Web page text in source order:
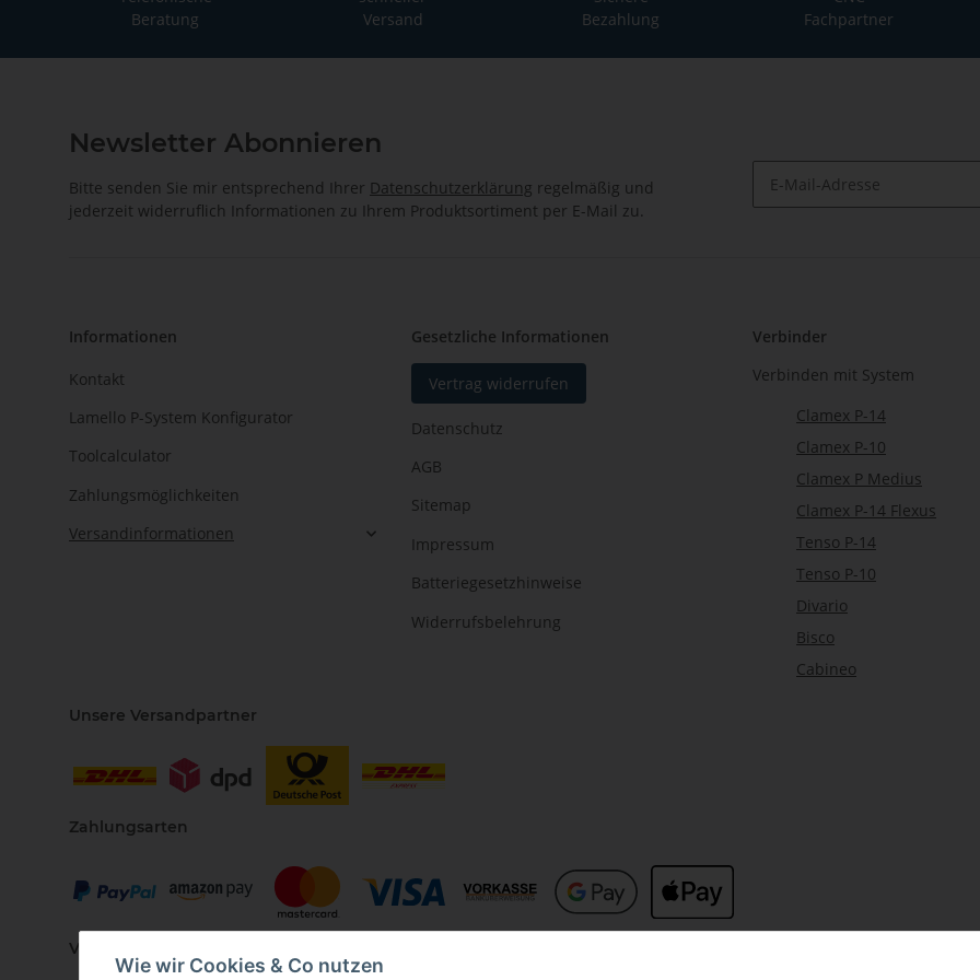
Wie wir Cookies & Co nutzen
Beratung
Versand
Bezahlung
Fachpartner
Newsletter Abonnieren
Bitte senden Sie mir entsprechend Ihrer Datenschutzerklärung regelmäßig und
jederzeit widerruflich Informationen zu Ihrem Produktsortiment per E-Mail zu.
Informationen
Kontakt
Lamello P-System Konfigurator
Toolcalculator
Zahlungsmöglichkeiten
Versandinformationen
Gesetzliche Informationen
Vertrag widerrufen
Datenschutz
AGB
Sitemap
Impressum
Batteriegesetzhinweise
Widerrufsbelehrung
Verbinder
Verbinden mit System
Clamex P-14
Clamex P-10
Clamex P Medius
Clamex P-14 Flexus
Tenso P-14
Tenso P-10
Divario
Bisco
Cabineo
Unsere Versandpartner
Zahlungsarten
Vertriebspartner